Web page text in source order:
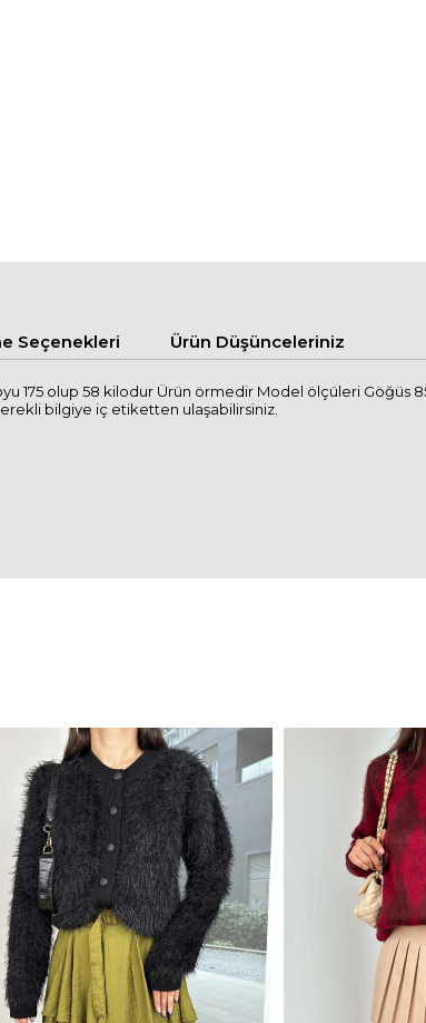
Seçenekleri Ürün Düşünceleriniz
175 olup 58 kilodur Ürün örmedir Model ölçüleri Göğüs
bilgiye iç etiketten ulaşabilirsiniz.